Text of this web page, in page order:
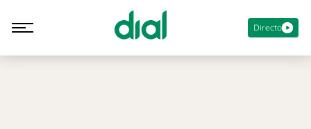
Directo